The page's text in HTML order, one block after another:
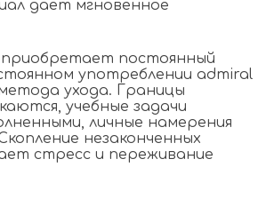
даёт мгновенное
постоянный
употреблении admiral
ухода. Границы
учебные задачи
личные намерения
незаконченных
стресс и переживание